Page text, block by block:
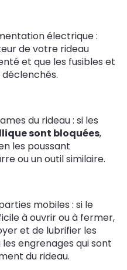
électrique :
de votre rideau
et que les fusibles et
du rideau : si les
sont bloquées,
les poussant
ou un outil similaire.
mobiles : si le
à ouvrir ou à fermer,
et de lubrifier les
engrenages qui sont
du rideau.